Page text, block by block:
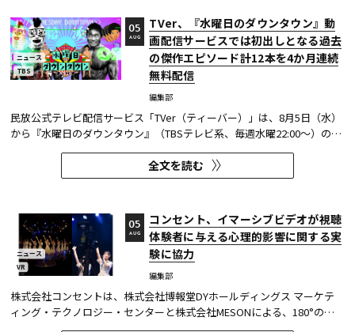
ニュース
TBS
TVer、『水曜日のダウンタウン』動
画配信サービスでは初出しとなる過去
の傑作エピソード計12本を4か月連続
無料配信
編集部
05
AUG
民放公式テレビ配信サービス「TVer（ティーバー）」は、8月5日（水）
から『水曜日のダウンタウン』（TBSテレビ系、毎週水曜22:00～）の過
去に放送された傑作エピソード計12本を4か月にわたり配信する。本エ
ピソードが動画配信サービスで配信されるのは今回が初めてとなる。
TVerはすべて無料で見放題となっている。 『水曜日のダウンタウン...
全文を読む
ニュース
VR
コンセント、イマーシブビデオが視聴
体験者に与える心理的影響に関する実
験に協力
編集部
05
AUG
株式会社コンセントは、株式会社博報堂DYホールディングス マーケテ
ィング・テクノロジー・センターと株式会社MESONによる、180°の視
野角のImmersive Video（以下、イマーシブビデオ）を実験刺激に用い